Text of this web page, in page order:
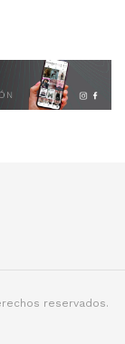
reservados.